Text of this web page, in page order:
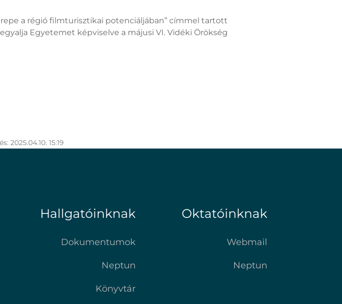
a régió filmturisztikai potenciáljában” címmel tartott
Egyetemet képviselve a májusi VI. Vidéki Örökség
2025.04.10. 15:19
Hallgatóinknak
Dokumentumok
Neptun
Könyvtár
Oktatóinknak
Webmail
Neptun